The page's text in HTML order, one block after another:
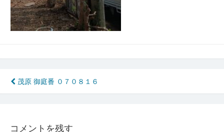
投
稿
茂原 御庭番 ０７０８１６
コメントを残す